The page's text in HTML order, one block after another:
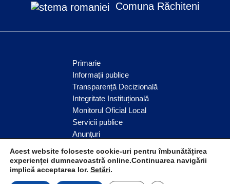
Comuna Răchiteni
Primarie
Informații publice
Transparență Decizională
Integritate Instituțională
Monitorul Oficial Local
Servicii publice
Anunțuri
Acest website foloseste cookie-uri pentru îmbunătățirea
experienței dumneavoastră online.Continuarea navigării
implică acceptarea lor. Setări.